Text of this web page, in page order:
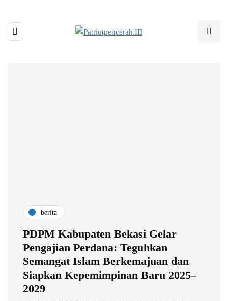
berita
PDPM Kabupaten Bekasi Gelar
Pengajian Perdana: Teguhkan
Semangat Islam Berkemajuan dan
Siapkan Kepemimpinan Baru 2025–
2029